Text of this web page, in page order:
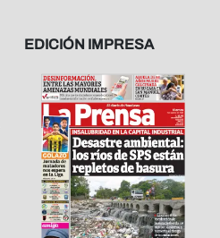
EDICIÓN IMPRESA